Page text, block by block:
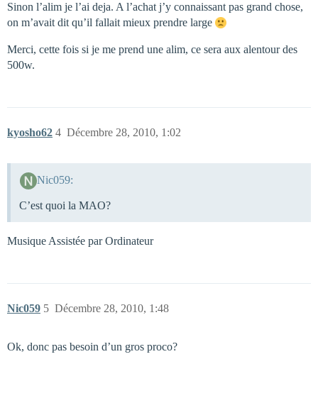
Sinon l’alim je l’ai deja. A l’achat j’y connaissant pas grand chose,
on m’avait dit qu’il fallait mieux prendre large
Merci, cette fois si je me prend une alim, ce sera aux alentour des
500w.
kyosho62 Décembre 28, 2010, 1:02
4
Nic059:
C’est quoi la MAO?
Musique Assistée par Ordinateur
Nic059 Décembre 28, 2010, 1:48
5
Ok, donc pas besoin d’un gros proco?